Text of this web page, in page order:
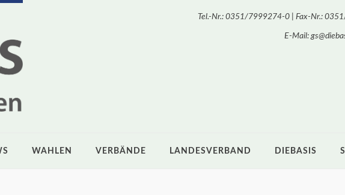
Tel.-Nr.: 0351/7999274-0 | Fax-Nr.:
E-Mail:
WAHLEN VERBÄNDE LANDESVERBAND DIEBASIS